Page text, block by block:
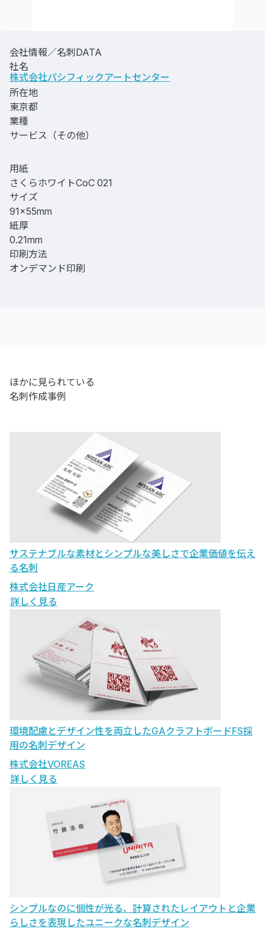
会社情報／名刺DATA
社名
株式会社パシフィックアートセンター
所在地
東京都
業種
サービス（その他）
用紙
さくらホワイトCoC 021
サイズ
91×55mm
紙厚
0.21mm
印刷方法
オンデマンド印刷
ほかに見られている
名刺作成事例
サステナブルな素材とシンプルな美しさで企業価値を伝え
る名刺
株式会社日産アーク
詳しく見る
環境配慮とデザイン性を両立したGAクラフトボードFS採
用の名刺デザイン
株式会社VOREAS
詳しく見る
シンプルなのに個性が光る、計算されたレイアウトと企業
らしさを表現したユニークな名刺デザイン